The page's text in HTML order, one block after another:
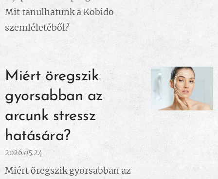
Mit tanulhatunk a Kobido
szemléletéből?
Miért öregszik
gyorsabban az
arcunk stressz
hatására?
2026.05.24
Miért öregszik gyorsabban az